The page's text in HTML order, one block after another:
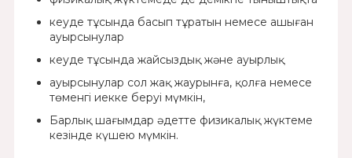
кеуде тұсында басып тұратын немесе ашыған
ауырсынулар
кеуде тұсында жайсыздық және ауырлық
ауырсынулар сол жақ жаурынға, қолға немесе
төменгі иекке беруі мүмкін,
Барлық шағымдар әдетте физикалық жүктеме
кезінде күшею мүмкін.